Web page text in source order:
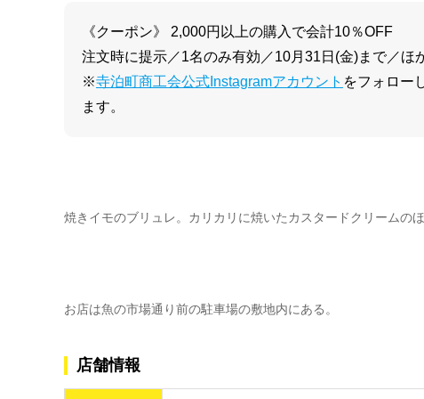
《クーポン》 2,000円以上の購入で会計10％OFF
注文時に提示／1名のみ有効／10月31日(金)まで／ほ
※寺泊町商工会公式Instagramアカウント をフォロー
ます。
焼きイモのブリュレ。カリカリに焼いたカスタードクリームの
お店は魚の市場通り前の駐車場の敷地内にある。
店舗情報